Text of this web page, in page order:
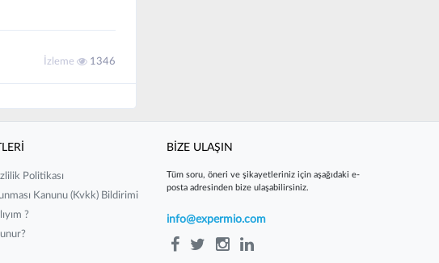
İzleme 1346
Politikası
Kanunu (kvkk) Bildirimi
?
BİZE ULAŞIN
Tüm soru, öneri ve şikayetleriniz için aşağıdaki e-
posta adresinden bize ulaşabilirsiniz.
info@expermio.com